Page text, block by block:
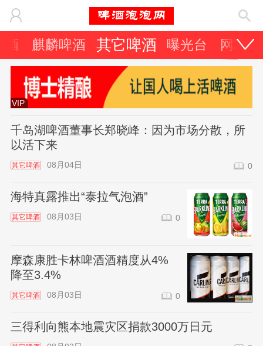
酒 麒麟啤酒 其它啤酒 曝光台 网友
VIP
千岛湖啤酒董事长郑晓峰：因为市场分散，所
以活下来
其它啤酒 08月04日 0
海特真露推出“泰拉气泡酒”
其它啤酒 08月03日 0
摩森康胜卡林啤酒酒精度从4%
降至3.4%
其它啤酒 08月03日 0
三得利向熊本地震灾区捐款3000万日元